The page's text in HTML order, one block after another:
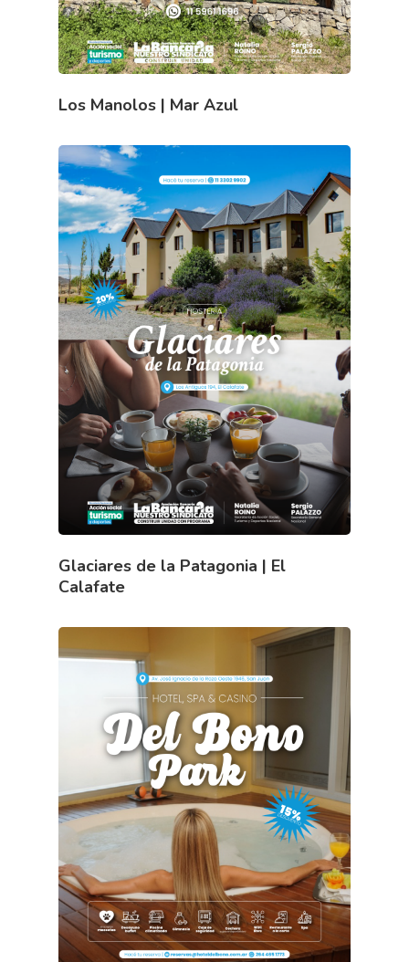
Los Manolos | Mar Azul
Glaciares de la Patagonia | El
Calafate